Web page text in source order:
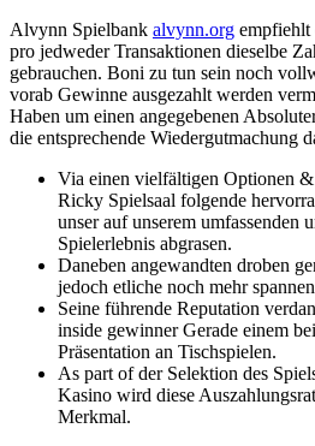
Alvynn Spielbank alvynn.org empfiehlt
pro jedweder Transaktionen dieselbe
gebrauchen. Boni zu tun sein noch
vorab Gewinne ausgezahlt werden
Haben um einen angegebenen
die entsprechende Wiedergutmachung
Via einen vielfältigen Optionen
Ricky Spielsaal folgende
unser auf unserem umfassenden
Spielerlebnis abgrasen.
Daneben angewandten droben
jedoch etliche noch mehr
Seine führende Reputation
inside gewinner Gerade einem
Präsentation an Tischspielen.
As part of der Selektion des
Kasino wird diese
Merkmal.